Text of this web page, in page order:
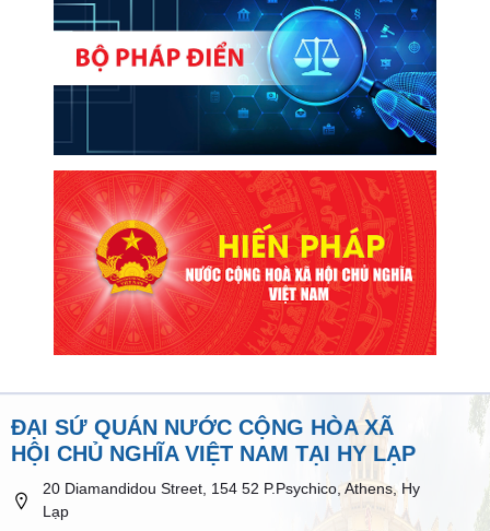
ĐẠI SỨ QUÁN NƯỚC CỘNG HÒA XÃ
HỘI CHỦ NGHĨA VIỆT NAM TẠI HY LẠP
20 Diamandidou Street, 154 52 P.Psychico, Athens, Hy
Lạp